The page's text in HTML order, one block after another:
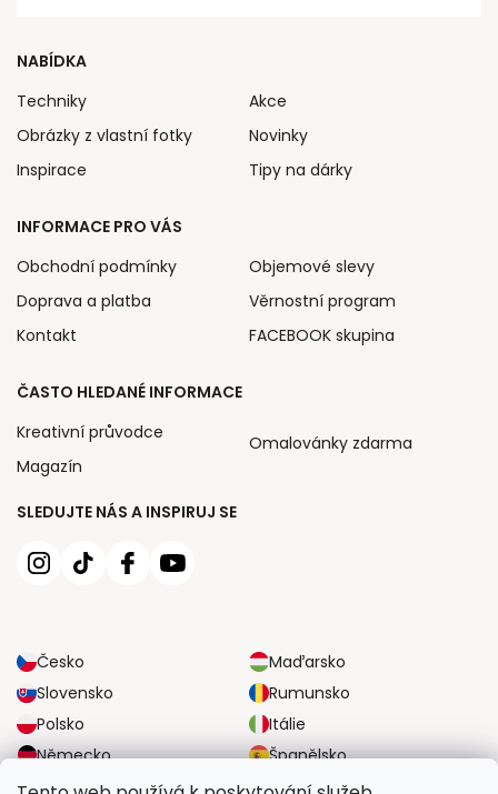
SLEDUJTE NÁS A INSPIRUJ SE
Česko
Maďarsko
Slovensko
Rumunsko
Polsko
Itálie
Německo
Španělsko
Velká Británie
Rakousko
NABÍDKA
Techniky
Obrázky z vlastní fotky
Inspirace
Akce
Novinky
Tipy na dárky
INFORMACE PRO VÁS
Obchodní podmínky
Doprava a platba
Kontakt
Objemové slevy
Věrnostní program
FACEBOOK skupina
ČASTO HLEDANÉ INFORMACE
Kreativní průvodce
Magazín
Omalovánky zdarma